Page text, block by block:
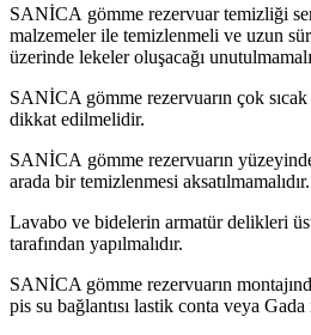
SANİCA gömme rezervuar temizliği
malzemeler ile temizlenmeli ve uzun
üzerinde lekeler oluşacağı
SANİCA gömme rezervuarın çok sıcak
dikkat edilmelidir.
SANİCA gömme rezervuarın
arada bir temizlenmesi aksatılmamalıdır.
Lavabo ve bidelerin armatür delikleri
tarafından yapılmalıdır.
SANİCA gömme rezervuarın
pis su bağlantısı lastik conta veya Gada